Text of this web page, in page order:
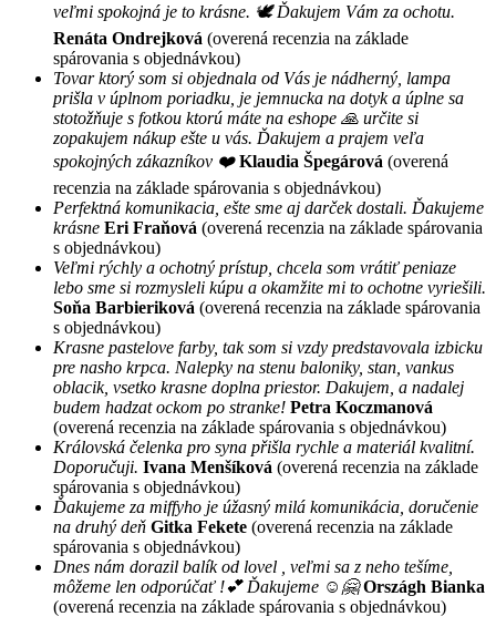
veľmi spokojná je to krásne. 🕊 Ďakujem Vám za ochotu.
Renáta Ondrejková (overená recenzia na základe
spárovania s objednávkou)
Tovar ktorý som si objednala od Vás je nádherný, lampa
prišla v úplnom poriadku, je jemnucka na dotyk a úplne sa
stotožňuje s fotkou ktorú máte na eshope 🙏 určite si
zopakujem nákup ešte u vás. Ďakujem a prajem veľa
spokojných zákazníkov ❤️ Klaudia Špegárová (overená
recenzia na základe spárovania s objednávkou)
Perfektná komunikacia, ešte sme aj darček dostali. Ďakujeme
krásne Eri Fraňová (overená recenzia na základe spárovania
s objednávkou)
Veľmi rýchly a ochotný prístup, chcela som vrátiť peniaze
lebo sme si rozmysleli kúpu a okamžite mi to ochotne vyriešili.
Soňa Barbieriková (overená recenzia na základe spárovania
s objednávkou)
Krasne pastelove farby, tak som si vzdy predstavovala izbicku
pre nasho krpca. Nalepky na stenu baloniky, stan, vankus
oblacik, vsetko krasne doplna priestor. Dakujem, a nadalej
budem hadzat ockom po stranke! Petra Koczmanová
(overená recenzia na základe spárovania s objednávkou)
Královská čelenka pro syna přišla rychle a materiál kvalitní.
Doporučuji. Ivana Menšíková (overená recenzia na základe
spárovania s objednávkou)
Ďakujeme za miffyho je úžasný milá komunikácia, doručenie
na druhý deň Gitka Fekete (overená recenzia na základe
spárovania s objednávkou)
Dnes nám dorazil balík od lovel , veľmi sa z neho tešíme,
môžeme len odporúčať !💕 Ďakujeme ☺️🤗 Országh Bianka
(overená recenzia na základe spárovania s objednávkou)